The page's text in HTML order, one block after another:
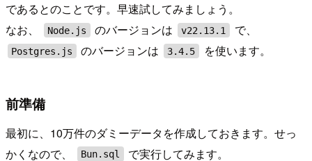
であるとのことです。早速試してみましょう。
なお、
Node.js のバージョンは v22.13.1 で、
Postgres.js のバージョンは 3.4.5 を使います。
前準備
最初に、10万件のダミーデータを作成しておきます。せっ
かくなので、
Bun.sql で実行してみます。